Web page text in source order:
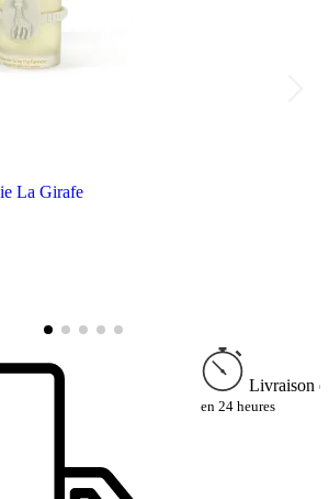
La Girafe
Livraison
en 24 heures